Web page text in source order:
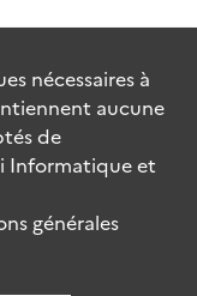
nécessaires à
aucune
de
Informatique et
générales